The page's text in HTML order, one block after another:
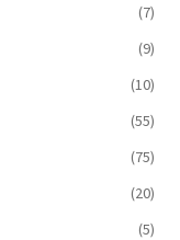
(7)
(9)
(10)
(55)
(75)
(20)
(5)